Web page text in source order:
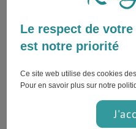
Le respect de
est notre priorité
Ce site web utilise des cookies
Pour en savoir plus sur notre